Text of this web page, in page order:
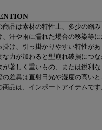
品は素材の特性上、多少の縮み
、汗や雨に濡れた場合の移染等に
け、引っ掛かりやすい特性があ
力が加わると型崩れ破損につな
が著しく重いもの、または鋭利
差異は直射日光や湿度の高い
品は、インポートアイテムです